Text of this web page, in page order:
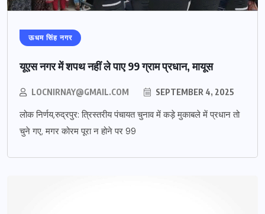
ऊधम सिंह नगर
यूएस नगर में शपथ नहीं ले पाए 99 ग्राम प्रधान, मायूस
LOCNIRNAY@GMAIL.COM SEPTEMBER 4, 2025
लोक निर्णय,रुद्रपुर: त्रिस्तरीय पंचायत चुनाव में कड़े मुकाबले में प्रधान तो
चुने गए, मगर कोरम पूरा न होने पर 99